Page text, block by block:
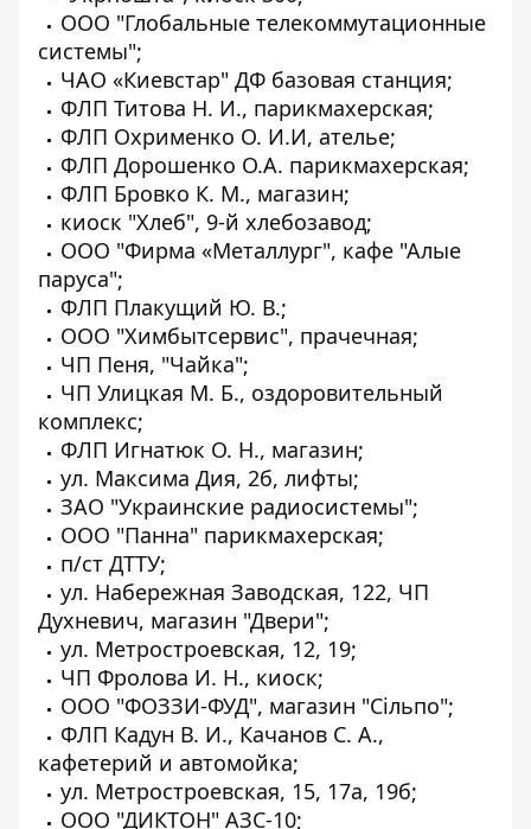
ООО "Глобальные телекоммутационные
системы";
ЧАО «Киевстар" ДФ базовая станция;
ФЛП Титова Н. И., парикмахерская;
ФЛП Охрименко О. И.И, ателье;
ФЛП Дорошенко О.А. парикмахерская;
ФЛП Бровко К. М., магазин;
киоск "Хлеб", 9-й хлебозавод;
ООО "Фирма «Металлург", кафе "Алые
паруса";
ФЛП Плакущий Ю. В.;
ООО "Химбытсервис", прачечная;
ЧП Пеня, "Чайка";
ЧП Улицкая М. Б., оздоровительный
комплекс;
ФЛП Игнатюк О. Н., магазин;
ул. Максима Дия, 2б, лифты;
ЗАО "Украинские радиосистемы";
ООО "Панна" парикмахерская;
п/ст ДТТУ;
ул. Набережная Заводская, 122, ЧП
Духневич, магазин "Двери";
ул. Метростроевская, 12, 19;
ЧП Фролова И. Н., киоск;
ООО "ФОЗЗИ-ФУД", магазин "Сільпо";
ФЛП Кадун В. И., Качанов С. А.,
кафетерий и автомойка;
ул. Метростроевская, 15, 17а, 19б;
ООО "ДИКТОН" АЗС-10;